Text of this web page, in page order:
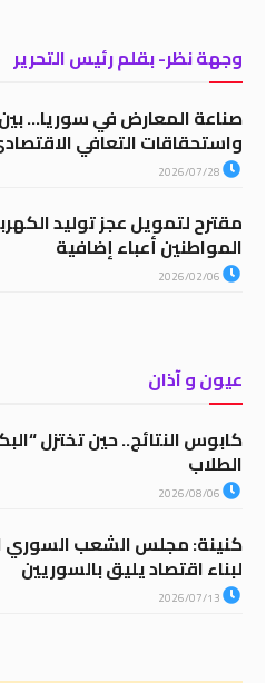
وجهة نظر- بقلم رئيس التحرير
صناعة المعارض في سوريا…
واستحقاقات التعافي
مقترح لتمويل عجز توليد
المواطنين أعباء إضافية
عيون و آذان
الطلاب
كنينة: مجلس الشعب السوري
لبناء اقتصاد يليق بالسوريين